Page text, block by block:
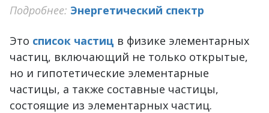
Подробнее: Энергетический спектр
Это список частиц в физике элементарных
частиц, включающий не только открытые,
но и гипотетические элементарные
частицы, а также составные частицы,
состоящие из элементарных частиц.